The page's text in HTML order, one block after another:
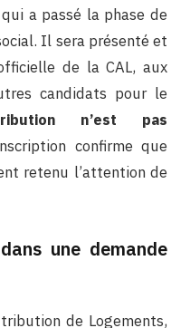
a passé la phase de
Il sera présenté et
de la CAL, aux
candidats pour le
n’est pas
confirme que
retenu l’attention de
une demande
de Logements,